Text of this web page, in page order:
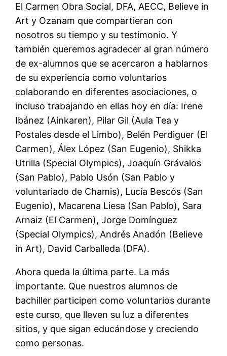
El Carmen Obra Social, DFA, AECC, Believe in
Art y Ozanam que compartieran con
nosotros su tiempo y su testimonio. Y
también queremos agradecer al gran número
de ex-alumnos que se acercaron a hablarnos
de su experiencia como voluntarios
colaborando en diferentes asociaciones, o
incluso trabajando en ellas hoy en día: Irene
Ibánez (Ainkaren), Pilar Gil (Aula Tea y
Postales desde el Limbo), Belén Perdiguer (El
Carmen), Álex López (San Eugenio), Shikka
Utrilla (Special Olympics), Joaquín Grávalos
(San Pablo), Pablo Usón (San Pablo y
voluntariado de Chamis), Lucía Bescós (San
Eugenio), Macarena Liesa (San Pablo), Sara
Arnaiz (El Carmen), Jorge Domínguez
(Special Olympics), Andrés Anadón (Believe
in Art), David Carballeda (DFA).
Ahora queda la última parte. La más
importante. Que nuestros alumnos de
bachiller participen como voluntarios durante
este curso, que lleven su luz a diferentes
sitios, y que sigan educándose y creciendo
como personas.